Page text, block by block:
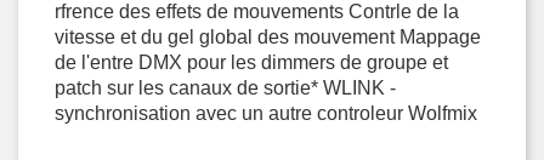
rfrence des effets de mouvements Contrle de la
vitesse et du gel global des mouvement Mappage
de l'entre DMX pour les dimmers de groupe et
patch sur les canaux de sortie* WLINK -
synchronisation avec un autre controleur Wolfmix